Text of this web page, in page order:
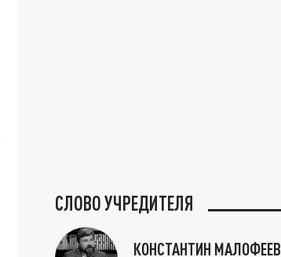
СЛОВО УЧРЕДИТЕЛЯ
КОНСТАНТИН МАЛОФЕЕВ